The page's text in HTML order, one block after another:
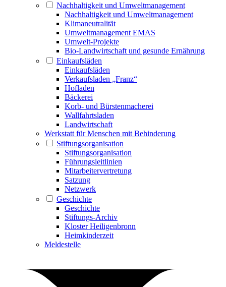
Nachhaltigkeit und Umweltmanagement
Nachhaltigkeit und Umweltmanagement
Klimaneutralität
Umweltmanagement EMAS
Umwelt-Projekte
Bio-Landwirtschaft und gesunde Ernährung
Einkaufsläden
Einkaufsläden
Verkaufsladen „Franz“
Hofladen
Bäckerei
Korb- und Bürstenmacherei
Wallfahrtsladen
Landwirtschaft
Werkstatt für Menschen mit Behinderung
Stiftungsorganisation
Stiftungsorganisation
Führungsleitlinien
Mitarbeitervertretung
Satzung
Netzwerk
Geschichte
Geschichte
Stiftungs-Archiv
Kloster Heiligenbronn
Heimkinderzeit
Meldestelle